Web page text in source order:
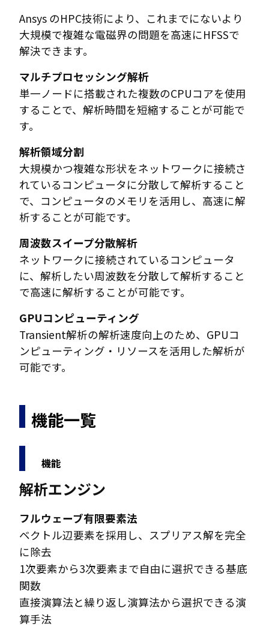
Ansys のHPC技術により、これまでにないより
大規模で複雑な電磁界の問題を高速にHFSSで
解決できます。
マルチプロセッシング解析
単一ノードに搭載された複数のCPUコアを使用
することで、解析時間を短縮することが可能で
す。
解析領域分割
大規模かつ複雑な形状をネットワークに接続さ
れているコンピュータに分散して解析すること
で、コンピュータのメモリを活用し、高速に解
析することが可能です。
周波数スイープ分散解析
ネットワークに接続されているコンピュータ
に、解析したい周波数を分散して解析すること
で高速に解析することが可能です。
GPUコンピューティング
Transient解析の解析速度向上のため、GPUコ
ンピューティング・リソースを活用した解析が
可能です。
機能一覧
機能
解析エンジン
フルウェーブ有限要素法
ベクトル辺要素を採用し、スプリアス解を完全
に除去
1次要素から3次要素まで自由に選択できる基底
関数
直接演算法と繰り返し演算法から選択できる演
算手法